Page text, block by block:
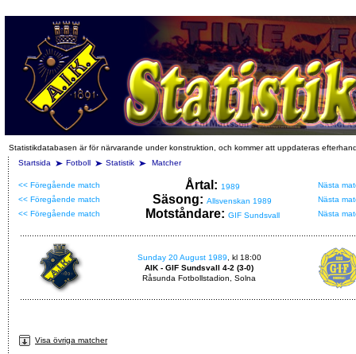
Statistikdatabasen är för närvarande under konstruktion, och kommer att uppdateras
Startsida
Fotboll Statistik Matcher
<< Föregående match Årtal: 1989
Nästa
<< Föregående match
Säsong: Allsvenskan 1989
Nästa
<< Föregående match
Motståndare: GIF Sundsvall Nästa
Sunday 20 August 1989 , kl 18:00
AIK - GIF Sundsvall 4-2 (3-0)
Råsunda Fotbollstadion, Solna
Visa övriga matcher